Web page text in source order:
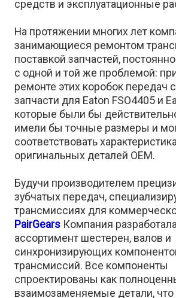
средств и эксплуатационные
На протяжении многих лет
занимающиеся ремонтом
поставкой запчастей,
с одной и той же проблемой:
ремонте этих коробок передач
запчасти для Eaton FSO4405 и
которые были бы
имели бы точные размеры и
соответствовать
оригинальных деталей OEM.
Будучи производителем
зубчатых передач,
трансмиссиях для
PairGears Компания
ассортимент шестерен, валов и
синхронизирующих
трансмиссий. Все компоненты
спроектированы как
взаимозаменяемые детали, что